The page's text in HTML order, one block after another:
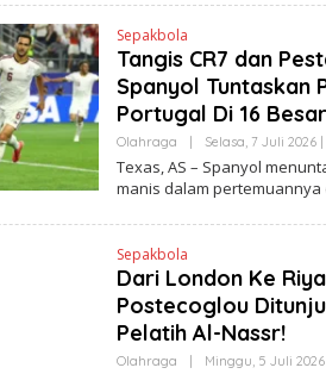
Sepakbola
Tangis CR7 dan
Spanyol Tuntaskan
Portugal Di 16
Olahraga Selasa, 7 Juli 2026 |
Texas, AS – Spanyol
manis dalam pertemuannya
Sepakbola
Dari London Ke
Postecoglou
Pelatih Al-Nassr!
Olahraga Minggu, 5 Juli 2026